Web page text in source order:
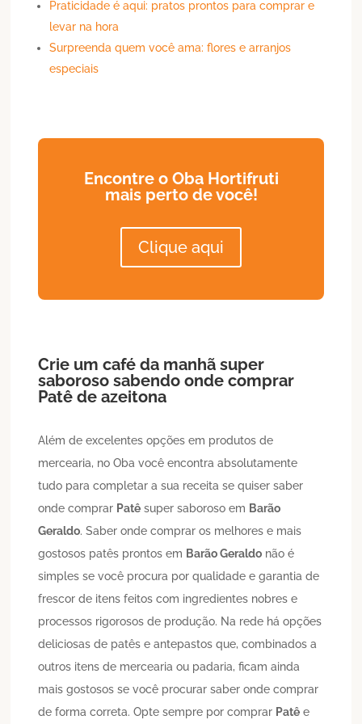
Praticidade é aqui: pratos prontos para comprar e
levar na hora
Surpreenda quem você ama: flores e arranjos
especiais
Encontre o Oba Hortifruti
mais perto de você!
Clique aqui
Crie um café da manhã super
saboroso sabendo onde comprar
Patê de azeitona
Além de excelentes opções em produtos de
mercearia, no Oba você encontra absolutamente
tudo para completar a sua receita se quiser saber
onde comprar Patê super saboroso em Barão
Geraldo. Saber onde comprar os melhores e mais
gostosos patês prontos em Barão Geraldo não é
simples se você procura por qualidade e garantia de
frescor de itens feitos com ingredientes nobres e
processos rigorosos de produção. Na rede há opções
deliciosas de patês e antepastos que, combinados a
outros itens de mercearia ou padaria, ficam ainda
mais gostosos se você procurar saber onde comprar
de forma correta. Opte sempre por comprar Patê e